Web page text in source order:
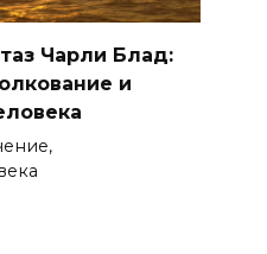
Чарли Блад:
и